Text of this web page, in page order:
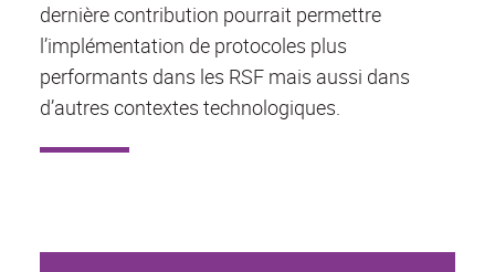
dernière contribution pourrait permettre
l’implémentation de protocoles plus
performants dans les RSF mais aussi dans
d’autres contextes technologiques.